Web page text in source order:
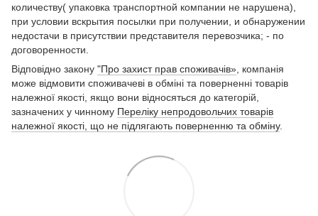
количеству( упаковка транспортной компании не нарушена),
при условии вскрытия посылки при получении, и обнаружении
недостачи в присутствии представителя перевозчика; - по
договоренности.
Відповідно закону "Про захист прав споживачів», компанія
може відмовити споживачеві в обміні та поверненні товарів
належної якості, якщо вони відносяться до категорій,
зазначених у чинному Переліку непродовольчих товарів
належної якості, що не підлягають поверненню та обміну.